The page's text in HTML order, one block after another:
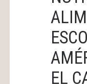
EL